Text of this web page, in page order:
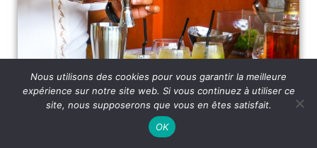
Nous utilisons des cookies pour vous garantir la meilleure
expérience sur notre site web. Si vous continuez à utiliser ce
site, nous supposerons que vous en êtes satisfait.
OK